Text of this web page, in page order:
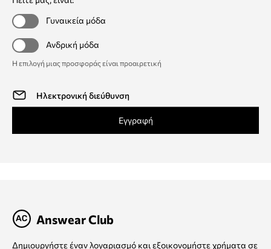
Γυναικεία μόδα
Ανδρική μόδα
Η επιλογή μιας προσφοράς είναι προαιρετική
Εγγραφή
Answear Club
Δημιουργήστε έναν λογαριασμό και εξοικονομήστε χρήματα σε